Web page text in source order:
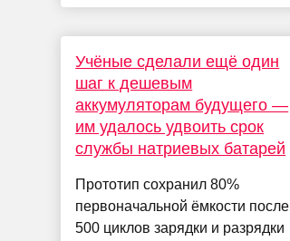
Учёные сделали ещё один
шаг к дешевым
аккумуляторам будущего —
им удалось удвоить срок
службы натриевых батарей
Прототип сохранил 80%
первоначальной ёмкости после
500 циклов зарядки и разрядки